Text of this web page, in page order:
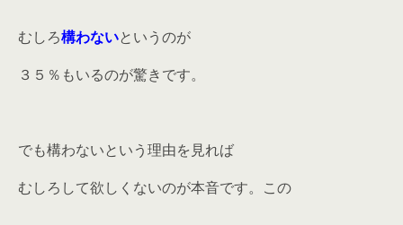
むしろ構わないというのが
３５％もいるのが驚きです。
でも構わないという理由を見れば
むしろして欲しくないのが本音です。この